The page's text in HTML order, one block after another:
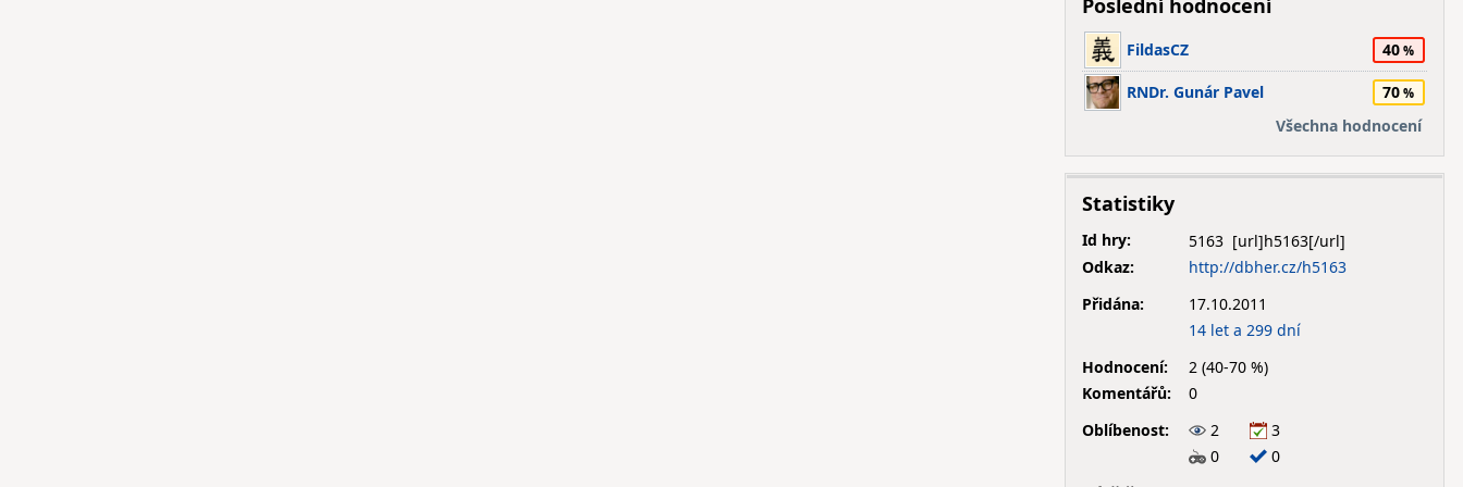
Poslední hodnocení
FildasCZ 40
RNDr. Gunár Pavel
70
Všechna hodnocení
Statistiky
Id hry:
5163
Odkaz:
http://dbher.cz/h5163
Přidána:
17.10.2011
14 let a 299 dní
Hodnocení:
2 (40-70 %)
Komentářů:
0
Oblíbenost:
2
3
0
0